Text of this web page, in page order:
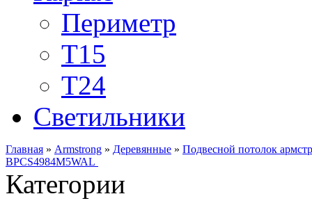
Периметр
Т15
Т24
Светильники
Главная » Armstrong » Деревянные » Подвесной потолок
BPCS4984M5WAL
Категории